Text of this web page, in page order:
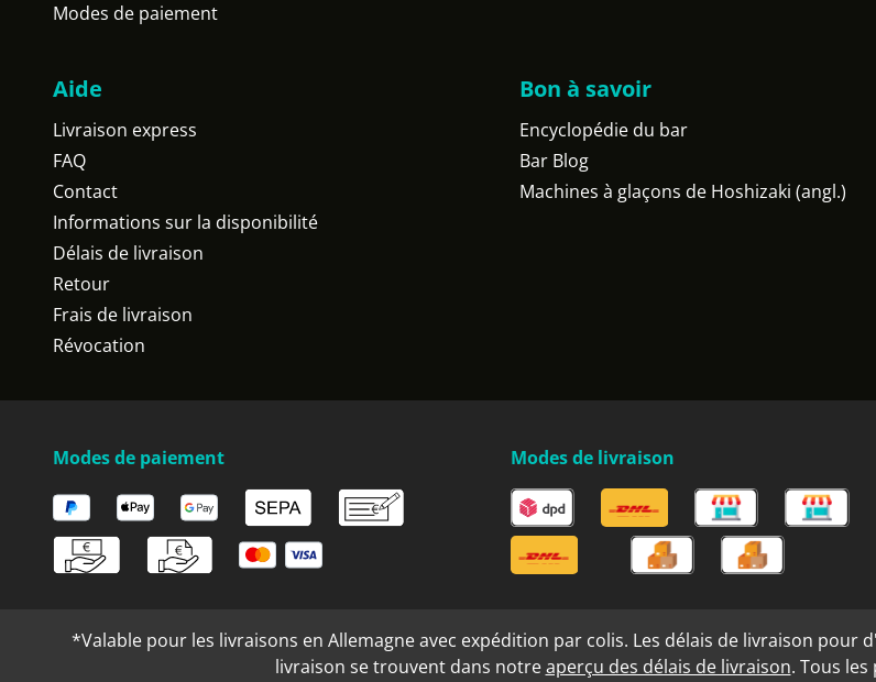
Modes de paiement
Aide
Livraison express
FAQ
Contact
Informations sur la disponibilité
Délais de livraison
Retour
Frais de livraison
Révocation
Bon à savoir
Encyclopédie du bar
Bar Blog
Machines à glaçons de Hoshizaki (angl.)
Modes de paiement Modes de livraison
*Valable pour les livraisons en Allemagne avec expédition par colis. Les délais de livraison
livraison se trouvent dans notreaperçu des délais de livraison. Tous